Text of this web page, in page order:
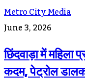
Metro City Media
June 3, 2026
छिंदवाड़ा में
कदम, पेट्रोल